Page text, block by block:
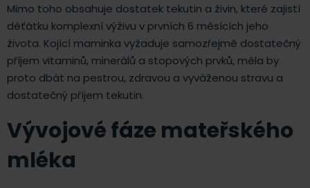
Mimo toho obsahuje dostatek tekutin a živin, které zajistí
děťátku komplexní výživu v prvních 6 měsících jeho
života. Kojící maminka vyžaduje samozřejmě dostatečný
příjem vitaminů, minerálů a stopových prvků, měla by
proto dbát na pestrou, zdravou a vyváženou stravu a
dostatečný příjem tekutin.
Vývojové fáze mateřského
mléka